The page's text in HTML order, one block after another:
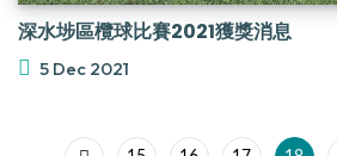
深水埗區欖球比賽2021獲獎消息
5 Dec 2021